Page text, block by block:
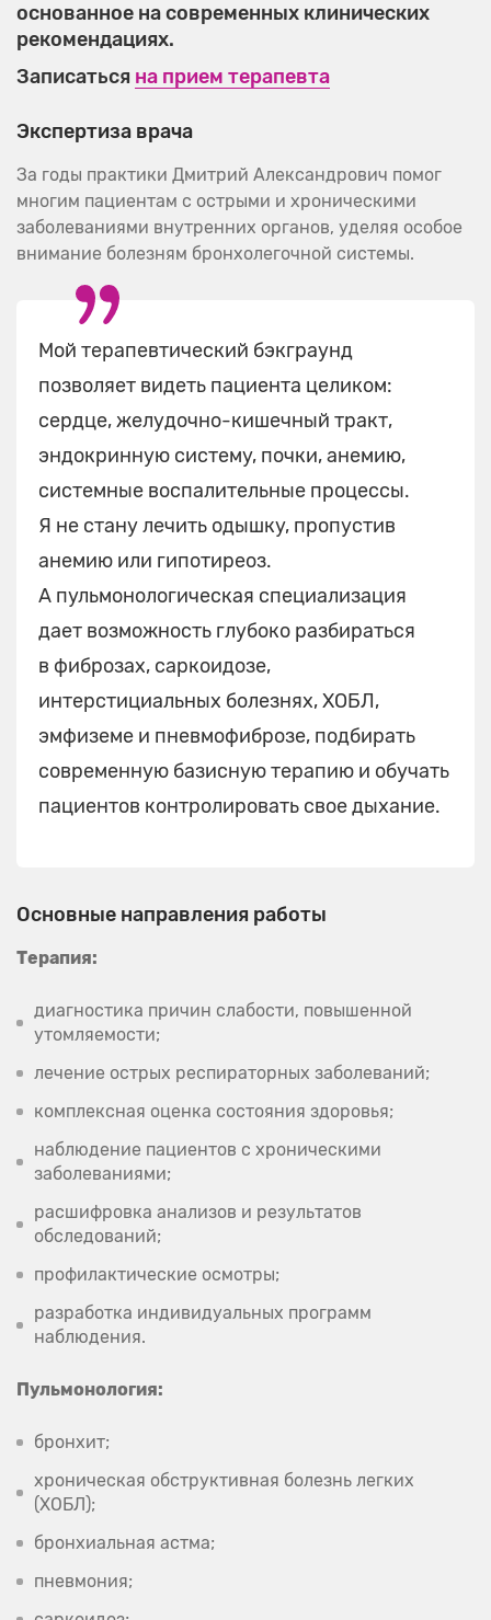
основанное на современных клинических
рекомендациях.
Записаться на прием терапевта
Экспертиза врача
За годы практики Дмитрий Александрович помог
многим пациентам с острыми и хроническими
заболеваниями внутренних органов, уделяя особое
внимание болезням бронхолегочной системы.
Мой терапевтический бэкграунд
позволяет видеть пациента целиком:
сердце, желудочно-кишечный тракт,
эндокринную систему, почки, анемию,
системные воспалительные процессы.
Я не стану лечить одышку, пропустив
анемию или гипотиреоз.
А пульмонологическая специализация
дает возможность глубоко разбираться
в фиброзах, саркоидозе,
интерстициальных болезнях, ХОБЛ,
эмфиземе и пневмофиброзе, подбирать
современную базисную терапию и обучать
пациентов контролировать свое дыхание.
Основные направления работы
Терапия:
диагностика причин слабости, повышенной
утомляемости;
лечение острых респираторных заболеваний;
комплексная оценка состояния здоровья;
наблюдение пациентов с хроническими
заболеваниями;
расшифровка анализов и результатов
обследований;
профилактические осмотры;
разработка индивидуальных программ
наблюдения.
Пульмонология:
бронхит;
хроническая обструктивная болезнь легких
(ХОБЛ);
бронхиальная астма;
пневмония;